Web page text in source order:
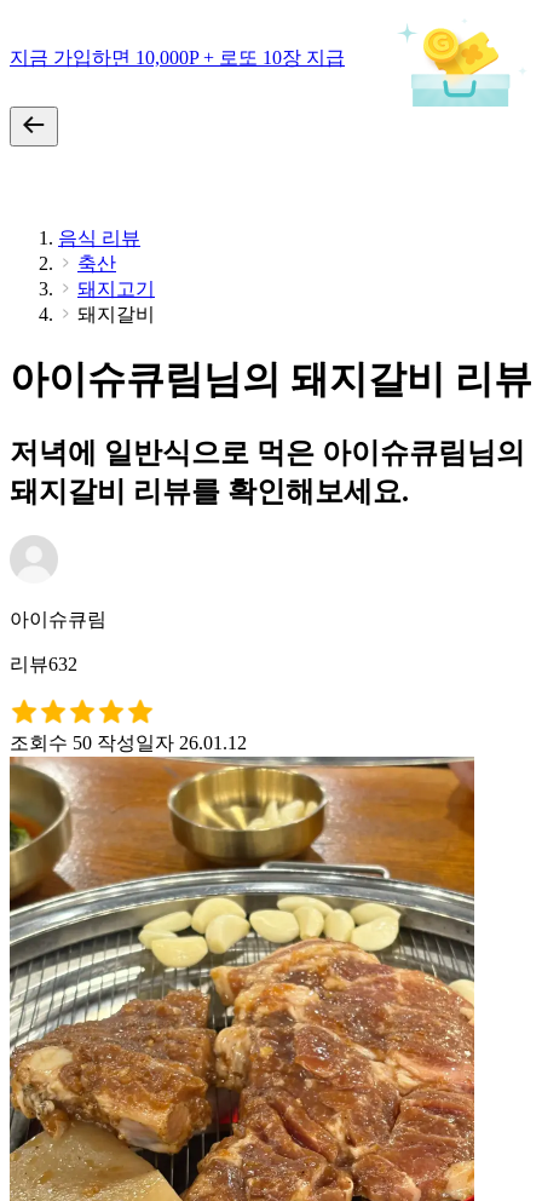
지금 가입하면 10,000P + 로또 10장 지급
음식 리뷰
축산
돼지고기
돼지갈비
아이슈큐림님의 돼지갈비 리뷰
저녁에 일반식으로 먹은 아이슈큐림님의
돼지갈비 리뷰를 확인해보세요.
아이슈큐림
리뷰632
조회수 50 작성일자 26.01.12